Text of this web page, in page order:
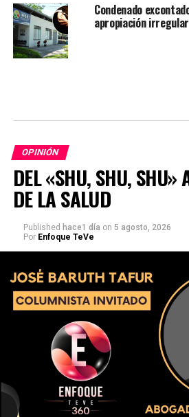
Condenado
apropiación
OPINIÓN
DEL «SHU, SHU, SHU»
DE LA SALUD
Published hace1 día on 5 agosto, 2026
Por Enfoque TeVe